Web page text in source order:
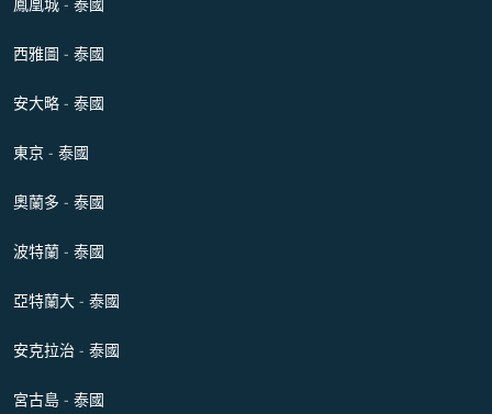
西雅圖 - 泰國
安大略 - 泰國
東京 - 泰國
奧蘭多 - 泰國
波特蘭 - 泰國
亞特蘭大 - 泰國
安克拉治 - 泰國
宮古島 - 泰國